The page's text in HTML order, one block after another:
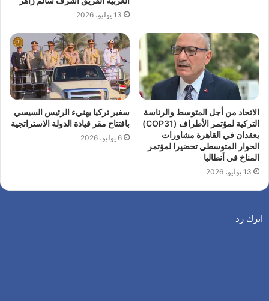
13 يوليو، 2026
الاتحاد من أجل المتوسط والرئاسة
التركية لمؤتمر الأطراف (COP31)
يعقدان في القاهرة مشاورات
الحوار المتوسطي تحضيرا لمؤتمر
المناخ في أنطاليا
13 يوليو، 2026
سفير تركيا يهنيء الرئيس السيسي
بافتتاح مقر قيادة الدولة الاستراتجية
6 يوليو، 2026
اترك رد